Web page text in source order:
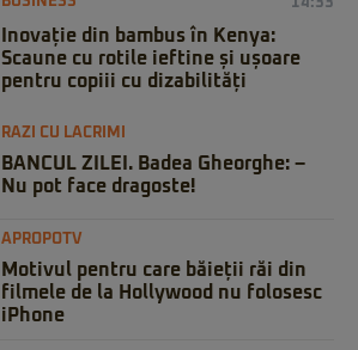
Inovație din bambus în Kenya:
Scaune cu rotile ieftine și ușoare
pentru copiii cu dizabilități
RAZI CU LACRIMI
BANCUL ZILEI. Badea Gheorghe: –
Nu pot face dragoste!
APROPOTV
Motivul pentru care băieții răi din
filmele de la Hollywood nu folosesc
iPhone